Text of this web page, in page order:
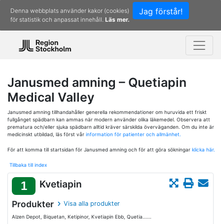
Jag förstår!
Denna webbplats använder kakor (cookies)
för statistik och anpassat innehåll. Läs mer.
Janusmed amning – Quetiapin
Medical Valley
Janusmed amning tillhandahåller generella rekommendationer om huruvida ett friskt
fullgånget spädbarn kan ammas när modern använder olika läkemedel. Observera att
prematura och/eller sjuka spädbarn alltid kräver särskilda överväganden. Om du inte är
medicinskt utbildad, läs först vår information för patienter och allmänhet.
För att komma till startsidan för Janusmed amning och för att göra sökningar klicka här.
Tillbaka till index
1 Kvetiapin
Produkter Visa alla produkter
Alzen Depot, Biquetan, Ketipinor, Kvetiapin Ebb, Quetia......